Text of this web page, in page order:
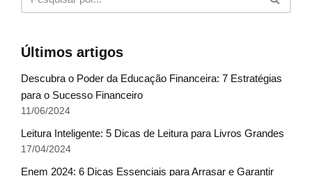
Últimos artigos
Descubra o Poder da Educação Financeira: 7 Estratégias
para o Sucesso Financeiro
11/06/2024
Leitura Inteligente: 5 Dicas de Leitura para Livros Grandes
17/04/2024
Enem 2024: 6 Dicas Essenciais para Arrasar e Garantir